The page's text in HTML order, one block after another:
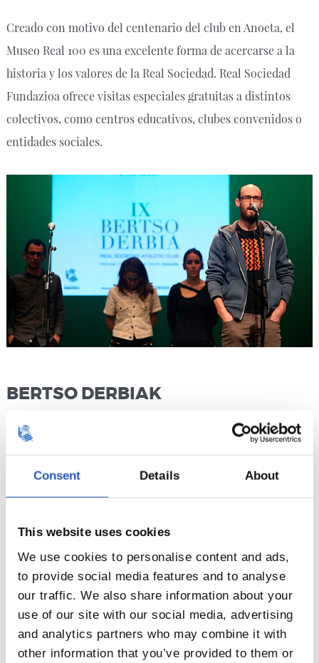
Consent Details About
This website uses cookies
We use cookies to personalise content and ads,
to provide social media features and to analyse
our traffic. We also share information about your
use of our site with our social media, advertising
and analytics partners who may combine it with
other information that you’ve provided to them or
Creado con motivo del centenario del club en Anoeta, el
Museo Real 100 es una excelente forma de acercarse a la
historia y los valores de la Real Sociedad. Real Sociedad
Fundazioa ofrece visitas especiales gratuitas a distintos
colectivos, como centros educativos, clubes convenidos o
entidades sociales.
BERTSO DERBIAK
Los partidos entre la Real Sociedad y el Athletic de Bilbao
se viven con un ambiente muy especial. Para fomentar la
sana camaradería, al tiempo que profundizamos en el
compromiso con el euskara y con la unión entre deporte y
Derbia’, todo un clásico con ambiente muy festivo.